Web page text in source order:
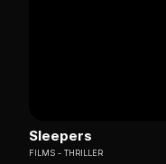
Sleepers
FILMS THRILLER